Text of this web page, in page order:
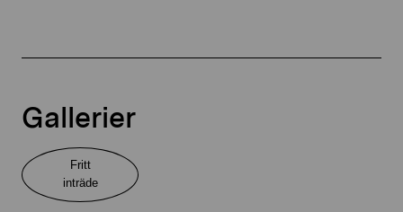
Gallerier
Fritt
inträde